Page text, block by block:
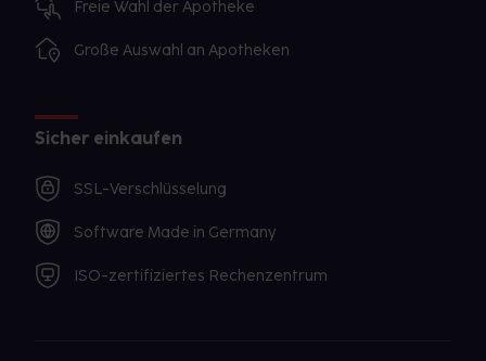
Freie Wahl der Apotheke
Große Auswahl an Apotheken
Sicher einkaufen
SSL-Verschlüsselung
Software Made in Germany
ISO-zertifiziertes Rechenzentrum